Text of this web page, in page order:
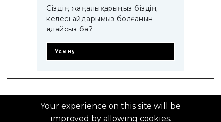
Сіздің жаңалықтарыңыз біздің
келесі айдарымыз болғанын
қалайсыз ба?
Ұсыну
© 2014–2025 ZTB.KZ
Your experience on this site will be
improved by allowing cookies.